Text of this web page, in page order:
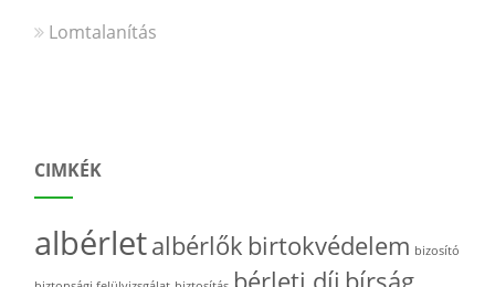
Lomtalanítás
CIMKÉK
albérletalbérlők birtokvédelem bizosító